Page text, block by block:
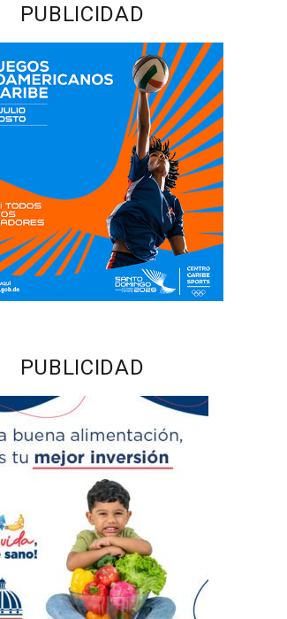
PUBLICIDAD
PUBLICIDAD